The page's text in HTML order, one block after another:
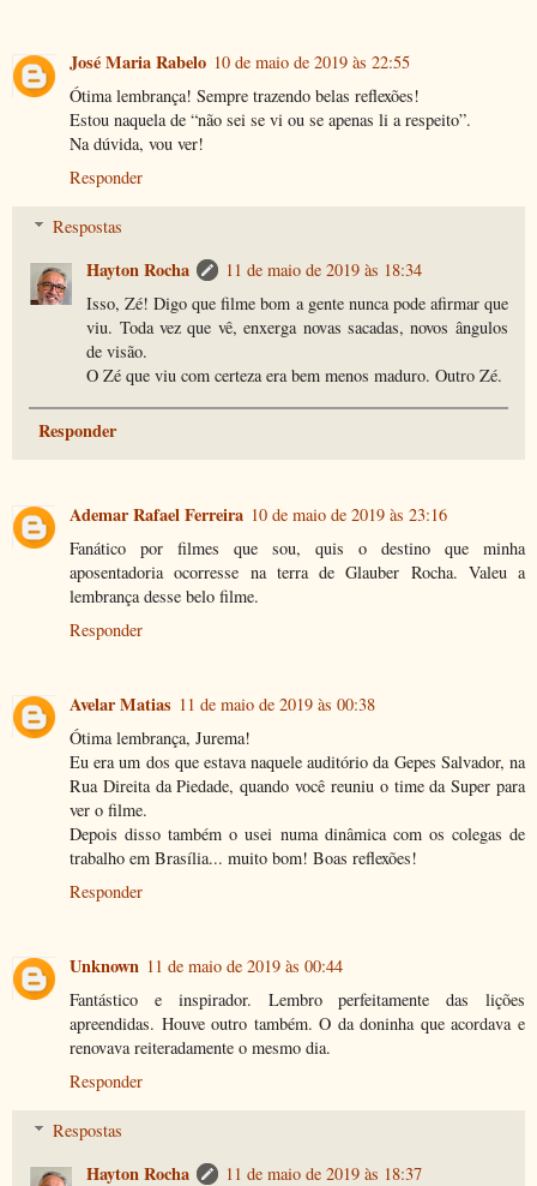
José Maria Rabelo 10 de maio de 2019 às 22:55
Ótima lembrança! Sempre trazendo belas reflexões!
Estou naquela de “não sei se vi ou se apenas li a respeito”.
Na dúvida, vou ver!
Responder
Respostas
Hayton Rocha
11 de maio de 2019 às 18:34
Isso, Zé! Digo que filme bom a gente nunca pode afirmar que
viu. Toda vez que vê, enxerga novas sacadas, novos ângulos
de visão.
O Zé que viu com certeza era bem menos maduro. Outro Zé.
Responder
Ademar Rafael Ferreira 10 de maio de 2019 às 23:16
Fanático por filmes que sou, quis o destino que minha
aposentadoria ocorresse na terra de Glauber Rocha. Valeu a
lembrança desse belo filme.
Responder
Avelar Matias 11 de maio de 2019 às 00:38
Ótima lembrança, Jurema!
Eu era um dos que estava naquele auditório da Gepes Salvador, na
Rua Direita da Piedade, quando você reuniu o time da Super para
ver o filme.
Depois disso também o usei numa dinâmica com os colegas de
trabalho em Brasília... muito bom! Boas reflexões!
Responder
Unknown 11 de maio de 2019 às 00:44
Fantástico e inspirador. Lembro perfeitamente das lições
apreendidas. Houve outro também. O da doninha que acordava e
renovava reiteradamente o mesmo dia.
Responder
Respostas
Hayton Rocha 11 de maio de 2019 às 18:37